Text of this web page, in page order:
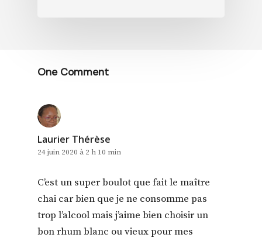
One Comment
Laurier Thérèse
24 juin 2020 à 2 h 10 min
C’est un super boulot que fait le maître
chai car bien que je ne consomme pas
trop l’alcool mais j’aime bien choisir un
bon rhum blanc ou vieux pour mes